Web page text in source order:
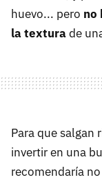
huevo... pero no
la texturade
Para que salgan
invertir en una
recomendaría